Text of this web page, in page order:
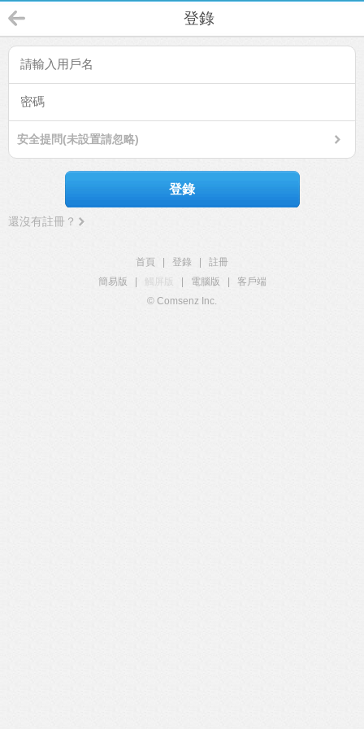
登錄
安全提問(未設置請忽略)
登錄
還沒有註冊？
首頁 登錄
註冊
簡易版
觸屏版 電腦版
客戶端
© Comsenz Inc.